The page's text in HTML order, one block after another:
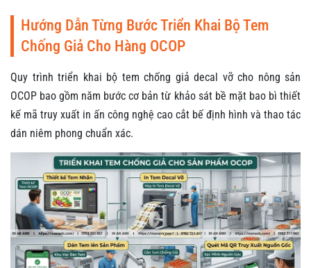
Hướng Dẫn Từng Bước Triển Khai Bộ Tem
Chống Giả Cho Hàng OCOP
Quy trình triển khai bộ tem chống giả decal vỡ cho nông sản
OCOP bao gồm năm bước cơ bản từ khảo sát bề mặt bao bì thiết
kế mã truy xuất in ấn công nghệ cao cắt bế định hình và thao tác
dán niêm phong chuẩn xác.